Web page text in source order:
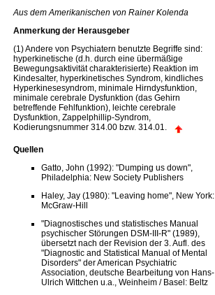
Aus dem Amerikanischen von Rainer Kolenda
Anmerkung der Herausgeber
(1) Andere von Psychiatern benutzte Begriffe sind:
hyperkinetische (d.h. durch eine übermäßige
Bewegungsaktivität charakterisierte) Reaktion im
Kindesalter, hyperkinetisches Syndrom, kindliches
Hyperkinesesyndrom, minimale Hirndysfunktion,
minimale cerebrale Dysfunktion (das Gehirn
betreffende Fehlfunktion), leichte cerebrale
Dysfunktion, Zappelphillip-Syndrom,
Kodierungsnummer 314.00 bzw. 314.01.
Quellen
Gatto, John (1992): "Dumping us down",
Philadelphia: New Society Publishers
Haley, Jay (1980): "Leaving home", New York:
McGraw-Hill
"Diagnostisches und statistisches Manual
psychischer Störungen DSM-III-R" (1989),
übersetzt nach der Revision der 3. Aufl. des
"Diagnostic and Statistical Manual of Mental
Disorders" der American Psychiatric
Association, deutsche Bearbeitung von Hans-
Ulrich Wittchen u.a., Weinheim / Basel: Beltz